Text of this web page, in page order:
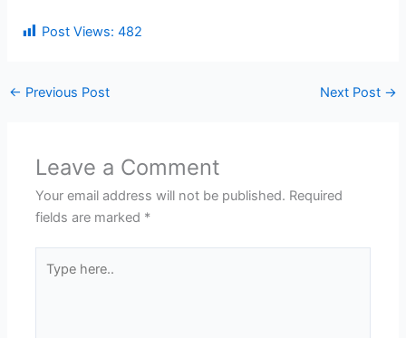
Post Views: 482
← Previous Post Next Post →
Leave a Comment
Your email address will not be published. Required
fields are marked *
here..